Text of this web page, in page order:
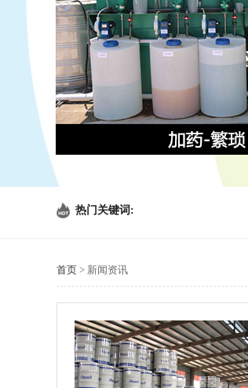
热门关键词:
首页 > 新闻资讯